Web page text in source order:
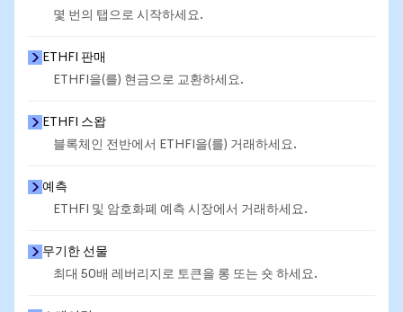
몇 번의 탭으로 시작하세요.
ETHFI 판매
ETHFI을(를) 현금으로 교환하세요.
ETHFI 스왑
블록체인 전반에서 ETHFI을(를) 거래하세요.
예측
ETHFI 및 암호화폐 예측 시장에서 거래하세요.
무기한 선물
최대 50배 레버리지로 토큰을 롱 또는 숏 하세요.